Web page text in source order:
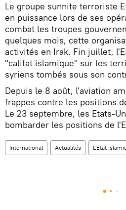
Le groupe sunnite terroriste
en puissance lors de ses
combat les troupes
quelques mois, cette
activités en Irak. Fin juillet,
"califat islamique" sur les
syriens tombés sous son
Depuis le 8 août, l'aviation
frappes contre les positions
Le 23 septembre, les Etats-
bombarder les positions de
International Actualités L'Etat